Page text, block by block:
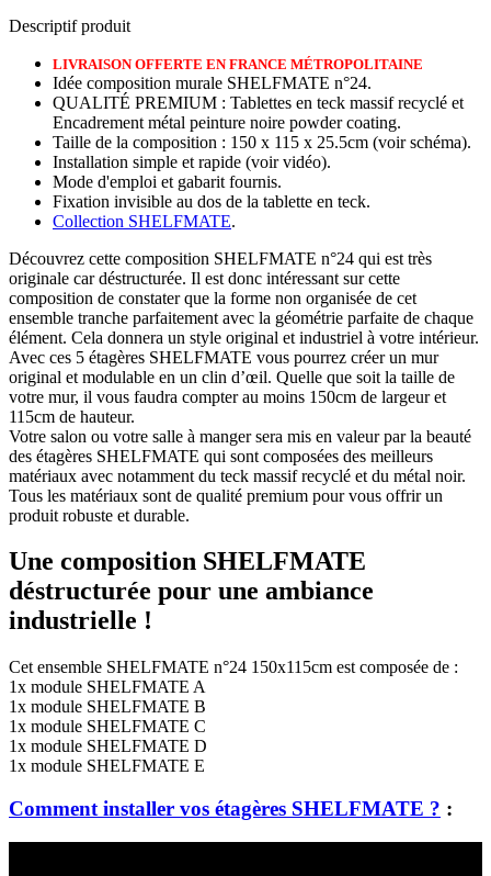
Descriptif produit
LIVRAISON OFFERTE EN FRANCE MÉTROPOLITAINE
Idée composition murale SHELFMATE n°24.
QUALITÉ PREMIUM : Tablettes en teck massif recyclé et
Encadrement métal peinture noire powder coating.
Taille de la composition : 150 x 115 x 25.5cm (voir schéma).
Installation simple et rapide (voir vidéo).
Mode d'emploi et gabarit fournis.
Fixation invisible au dos de la tablette en teck.
Collection SHELFMATE.
Découvrez cette composition SHELFMATE n°24 qui est très
originale car déstructurée. Il est donc intéressant sur cette
composition de constater que la forme non organisée de cet
ensemble tranche parfaitement avec la géométrie parfaite de chaque
élément. Cela donnera un style original et industriel à votre intérieur.
Avec ces 5 étagères SHELFMATE vous pourrez créer un mur
original et modulable en un clin d’œil. Quelle que soit la taille de
votre mur, il vous faudra compter au moins 150cm de largeur et
115cm de hauteur.
Votre salon ou votre salle à manger sera mis en valeur par la beauté
des étagères SHELFMATE qui sont composées des meilleurs
matériaux avec notamment du teck massif recyclé et du métal noir.
Tous les matériaux sont de qualité premium pour vous offrir un
produit robuste et durable.
Une composition SHELFMATE
déstructurée pour une ambiance
industrielle !
Cet ensemble SHELFMATE n°24 150x115cm est composée de :
1x module SHELFMATE A
1x module SHELFMATE B
1x module SHELFMATE C
1x module SHELFMATE D
1x module SHELFMATE E
Comment installer vos étagères SHELFMATE ? :